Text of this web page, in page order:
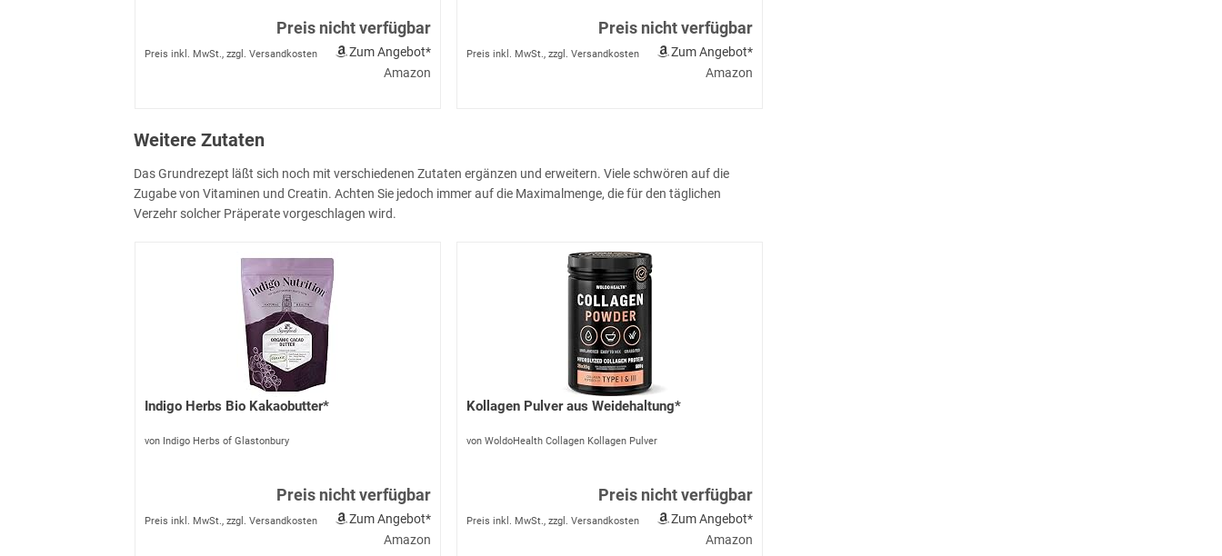
Preis nicht verfügbar
Zum Angebot*
Preis inkl. MwSt., zzgl. Versandkosten
Amazon
Preis nicht verfügbar
Zum Angebot*
Preis inkl. MwSt., zzgl. Versandkosten
Amazon
Weitere Zutaten
Das Grundrezept läßt sich noch mit verschiedenen Zutaten ergänzen und erweitern. Viele schwören auf die
Zugabe von Vitaminen und Creatin. Achten Sie jedoch immer auf die Maximalmenge, die für den täglichen
Verzehr solcher Präperate vorgeschlagen wird.
Indigo Herbs Bio Kakaobutter*
von Indigo Herbs of Glastonbury
Preis nicht verfügbar
Zum Angebot*
Preis inkl. MwSt., zzgl. Versandkosten
Amazon
Kollagen Pulver aus Weidehaltung*
von WoldoHealth Collagen Kollagen Pulver
Preis nicht verfügbar
Zum Angebot*
Preis inkl. MwSt., zzgl. Versandkosten
Amazon